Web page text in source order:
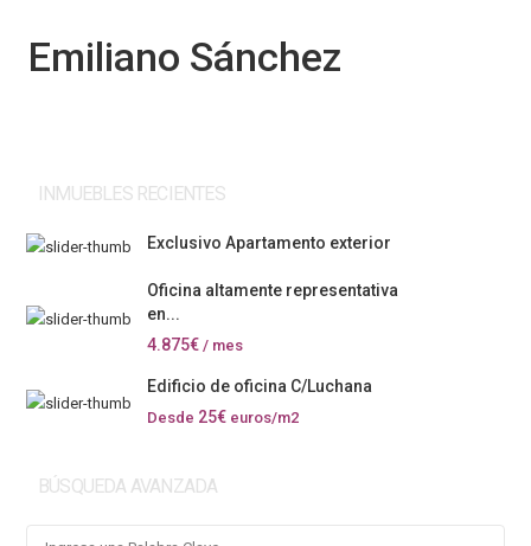
Emiliano Sánchez
INMUEBLES RECIENTES
Exclusivo Apartamento exterior
Oficina altamente representativa
en...
4.875€ / mes
Edificio de oficina C/Luchana
Desde 25€ euros/m2
BÚSQUEDA AVANZADA